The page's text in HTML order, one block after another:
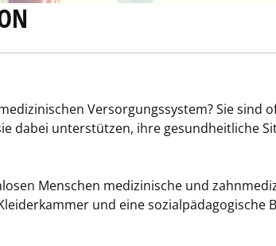
Versorgungssystem? Sie sind
dabei unterstützen, ihre gesundheitliche
Menschen medizinische und
und eine sozialpädagogische